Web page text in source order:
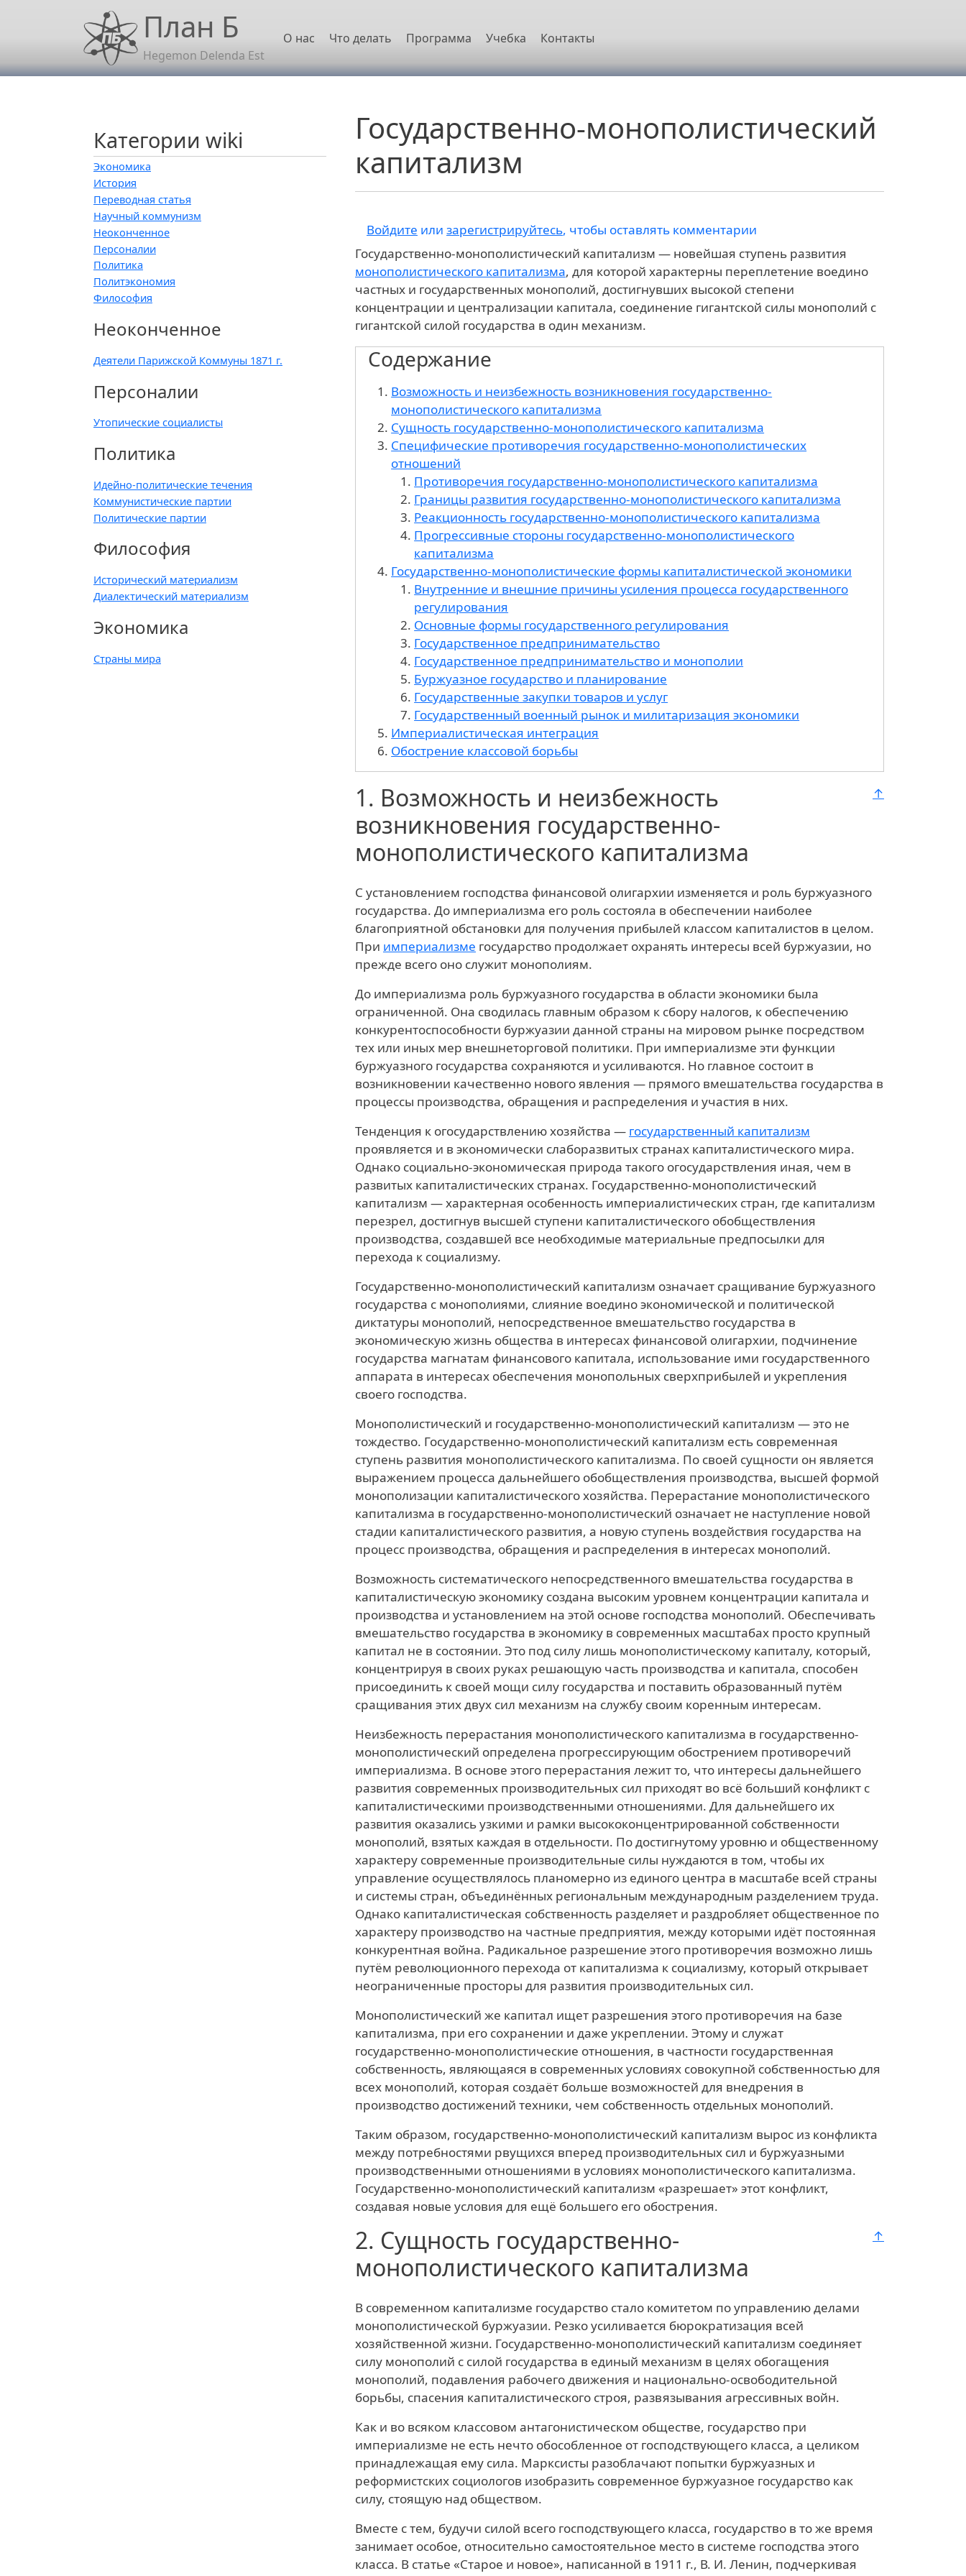
Перейти к основному содержаниюПлан Б
Hegemon Delenda Est
Основная навигация
О нас Что делать Программа Учебка Контакты
Государственно-монополистический
капитализм
Войдите или зарегистрируйтесь, чтобы оставлять комментарии
Государственно-монополистический капитализм — новейшая ступень развития
монополистического капитализма, для которой характерны переплетение воедино
частных и государственных монополий, достигнувших высокой степени
концентрации и централизации капитала, соединение гигантской силы монополий с
гигантской силой государства в один механизм.
Содержание
Возможность и неизбежность возникновения государственно-
монополистического капитализма
Сущность государственно-монополистического капитализма
Специфические противоречия государственно-монополистических
отношений
Противоречия государственно-монополистического капитализма
Границы развития государственно-монополистического капитализма
Реакционность государственно-монополистического капитализма
Прогрессивные стороны государственно-монополистического
капитализма
Государственно-монополистические формы капиталистической экономики
Внутренние и внешние причины усиления процесса государственного
регулирования
Основные формы государственного регулирования
Государственное предпринимательство
Государственное предпринимательство и монополии
Буржуазное государство и планирование
Государственные закупки товаров и услуг
Государственный военный рынок и милитаризация экономики
Империалистическая интеграция
Обострение классовой борьбы
↑
1. Возможность и неизбежность
возникновения государственно-
монополистического капитализма
С установлением господства финансовой олигархии изменяется и роль буржуазного
государства. До империализма его роль состояла в обеспечении наиболее
благоприятной обстановки для получения прибылей классом капиталистов в целом.
При империализме государство продолжает охранять интересы всей буржуазии, но
прежде всего оно служит монополиям.
До империализма роль буржуазного государства в области экономики была
ограниченной. Она сводилась главным образом к сбору налогов, к обеспечению
конкурентоспособности буржуазии данной страны на мировом рынке посредством
тех или иных мер внешнеторговой политики. При империализме эти функции
буржуазного государства сохраняются и усиливаются. Но главное состоит в
возникновении качественно нового явления — прямого вмешательства государства в
процессы производства, обращения и распределения и участия в них.
Тенденция к огосударствлению хозяйства — государственный капитализм
проявляется и в экономически слаборазвитых странах капиталистического мира.
Однако социально-экономическая природа такого огосударствления иная, чем в
развитых капиталистических странах. Государственно-монополистический
капитализм — характерная особенность империалистических стран, где капитализм
перезрел, достигнув высшей ступени капиталистического обобществления
производства, создавшей все необходимые материальные предпосылки для
перехода к социализму.
Государственно-монополистический капитализм означает сращивание буржуазного
государства с монополиями, слияние воедино экономической и политической
диктатуры монополий, непосредственное вмешательство государства в
экономическую жизнь общества в интересах финансовой олигархии, подчинение
государства магнатам финансового капитала, использование ими государственного
аппарата в интересах обеспечения монопольных сверхприбылей и укрепления
своего господства.
Монополистический и государственно-монополистический капитализм — это не
тождество. Государственно-монополистический капитализм есть современная
ступень развития монополистического капитализма. По своей сущности он является
выражением процесса дальнейшего обобществления производства, высшей формой
монополизации капиталистического хозяйства. Перерастание монополистического
капитализма в государственно-монополистический означает не наступление новой
стадии капиталистического развития, а новую ступень воздействия государства на
процесс производства, обращения и распределения в интересах монополий.
Возможность систематического непосредственного вмешательства государства в
капиталистическую экономику создана высоким уровнем концентрации капитала и
производства и установлением на этой основе господства монополий. Обеспечивать
вмешательство государства в экономику в современных масштабах просто крупный
капитал не в состоянии. Это под силу лишь монополистическому капиталу, который,
концентрируя в своих руках решающую часть производства и капитала, способен
присоединить к своей мощи силу государства и поставить образованный путём
сращивания этих двух сил механизм на службу своим коренным интересам.
Неизбежность перерастания монополистического капитализма в государственно-
монополистический определена прогрессирующим обострением противоречий
империализма. В основе этого перерастания лежит то, что интересы дальнейшего
развития современных производительных сил приходят во всё больший конфликт с
капиталистическими производственными отношениями. Для дальнейшего их
развития оказались узкими и рамки высококонцентрированной собственности
монополий, взятых каждая в отдельности. По достигнутому уровню и общественному
характеру современные производительные силы нуждаются в том, чтобы их
управление осуществлялось планомерно из единого центра в масштабе всей страны
и системы стран, объединённых региональным международным разделением труда.
Однако капиталистическая собственность разделяет и раздробляет общественное по
характеру производство на частные предприятия, между которыми идёт постоянная
конкурентная война. Радикальное разрешение этого противоречия возможно лишь
путём революционного перехода от капитализма к социализму, который открывает
неограниченные просторы для развития производительных сил.
Монополистический же капитал ищет разрешения этого противоречия на базе
капитализма, при его сохранении и даже укреплении. Этому и служат
государственно-монополистические отношения, в частности государственная
собственность, являющаяся в современных условиях совокупной собственностью для
всех монополий, которая создаёт больше возможностей для внедрения в
производство достижений техники, чем собственность отдельных монополий.
Таким образом, государственно-монополистический капитализм вырос из конфликта
между потребностями рвущихся вперед производительных сил и буржуазными
производственными отношениями в условиях монополистического капитализма.
Государственно-монополистический капитализм «разрешает» этот конфликт,
создавая новые условия для ещё большего его обострения.
↑
2. Сущность государственно-
монополистического капитализма
В современном капитализме государство стало комитетом по управлению делами
монополистической буржуазии. Резко усиливается бюрократизация всей
хозяйственной жизни. Государственно-монополистический капитализм соединяет
силу монополий с силой государства в единый механизм в целях обогащения
монополий, подавления рабочего движения и национально-освободительной
борьбы, спасения капиталистического строя, развязывания агрессивных войн.
Как и во всяком классовом антагонистическом обществе, государство при
империализме не есть нечто обособленное от господствующего класса, а целиком
принадлежащая ему сила. Марксисты разоблачают попытки буржуазных и
реформистских социологов изобразить современное буржуазное государство как
силу, стоящую над обществом.
Вместе с тем, будучи силой всего господствующего класса, государство в то же время
занимает особое, относительно самостоятельное место в системе господства этого
класса. В статье «Старое и новое», написанной в 1911 г., В. И. Ленин, подчеркивая
Категории wiki
Экономика
История
Переводная статья
Научный коммунизм
Неоконченное
Персоналии
Политика
Политэкономия
Философия
Неоконченное
Деятели Парижской Коммуны 1871 г.
Персоналии
Утопические социалисты
Политика
Идейно-политические течения
Коммунистические партии
Политические партии
Философия
Исторический материализм
Диалектический материализм
Экономика
Страны мира